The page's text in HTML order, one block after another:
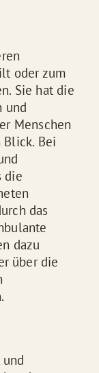
oder zum
Sie hat die
und
Menschen
Blick. Bei
die
das
dazu
über die